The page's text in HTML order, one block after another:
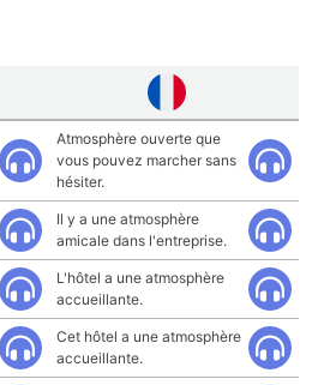
Atmosphère ouverte que
vous pouvez marcher sans
hésiter.
Il y a une atmosphère
amicale dans l'entreprise.
L'hôtel a une atmosphère
accueillante.
Cet hôtel a une atmosphère
accueillante.